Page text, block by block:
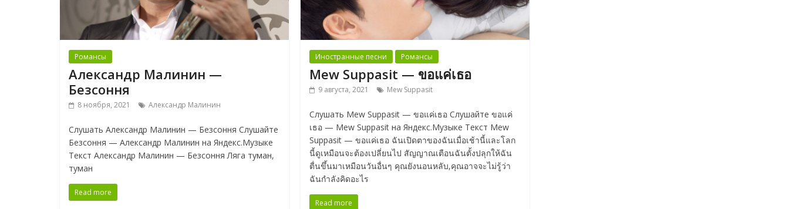
Романсы
Александр Малинин —
Безсоння
8 ноября, 2021 Александр Малинин
Слушать Александр Малинин — Безсоння Слушайте
Безсоння — Александр Малинин на Яндекс.Музыке
Текст Александр Малинин — Безсоння Ляга туман,
туман
Read more
Иностранные песни Романсы
Mew Suppasit — ขอแค่เธอ
9 августа, 2021 Mew Suppasit
Слушать Mew Suppasit — ขอแค่เธอ Слушайте ขอแค่
เธอ — Mew Suppasit на Яндекс.Музыке Текст Mew
Suppasit — ขอแค่เธอ ฉันเปิดตาของฉันเมื่อเช้านี้และโลก
นี้ดูเหมือนจะต้องเปลี่ยนไป สัญญาณเตือนฉันตั้งปลุกให้ฉัน
ตื่นขึ้นมาเหมือนวันอื่นๆ คุณยังนอนหลับ,คุณอาจจะไม่รู้ว่า
ฉันกำลังคิดอะไร
Read more